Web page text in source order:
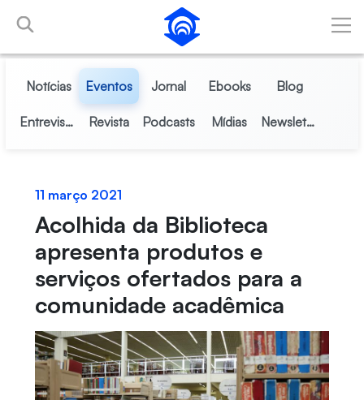
Pular para o Conteúdo principal
Notícias Eventos Jornal Ebooks Blog
Entrevistas Revista Podcasts Mídias Newsletter
11 março 2021
Acolhida da Biblioteca
apresenta produtos e
serviços ofertados para a
comunidade acadêmica